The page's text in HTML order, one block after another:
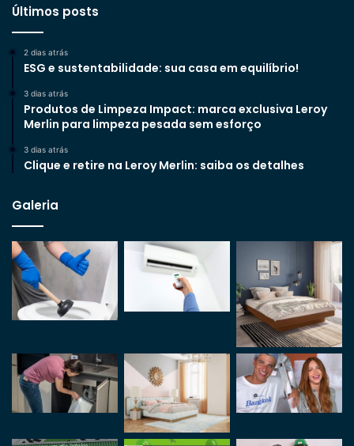
Últimos posts
2 dias atrás
ESG e sustentabilidade: sua casa em equilíbrio!
3 dias atrás
Produtos de Limpeza Impact: marca exclusiva Leroy
Merlin para limpeza pesada sem esforço
3 dias atrás
Clique e retire na Leroy Merlin: saiba os detalhes
Galeria